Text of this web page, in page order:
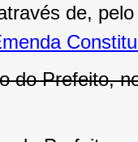
de,
do Prefeito,